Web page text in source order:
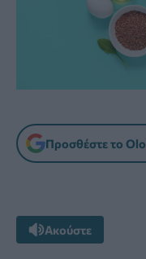
Προσθέστε το
Ακούστε